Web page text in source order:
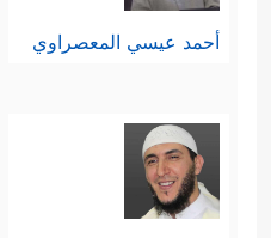
أحمد عيسي المعصراوي